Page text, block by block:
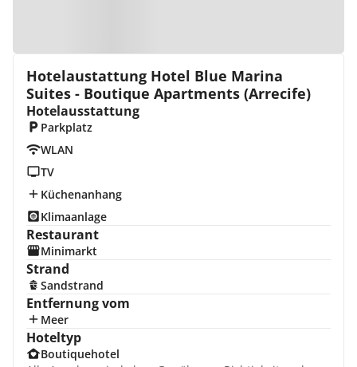
Hotelaustattung Hotel Blue Marina
Suites - Boutique Apartments (Arrecife)
Hotelausstattung
Parkplatz
WLAN
TV
Küchenanhang
Klimaanlage
Restaurant
Minimarkt
Strand
Sandstrand
Entfernung vom
Meer
Hoteltyp
Boutiquehotel